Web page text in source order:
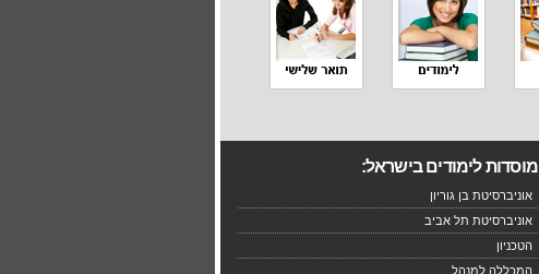
מוסדות לימודים בישראל:
אוניברסיטת בן גוריון
אוניברסיטת תל אביב
הטכניון
המכללה למנהל